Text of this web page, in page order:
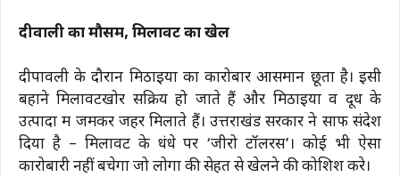
दीवाली का मौसम, मिलावट का खेल
दीपावली के दौरान मिठाइयों का कारोबार आसमान छूता है। इसी
बहाने मिलावटखोर सक्रिय हो जाते हैं और मिठाइयों व दूध के
उत्पादों में जमकर जहर मिलाते हैं। उत्तराखंड सरकार ने साफ संदेश
दिया है – मिलावट के धंधे पर ‘जीरो टॉलरेंस’। कोई भी ऐसा
कारोबारी नहीं बचेगा जो लोगों की सेहत से खेलने की कोशिश करे।